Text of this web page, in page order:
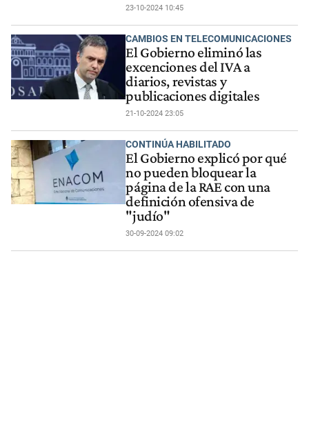
23-10-2024 10:45
CAMBIOS EN TELECOMUNICACIONES
El Gobierno eliminó las
excenciones del IVA a
diarios, revistas y
publicaciones digitales
21-10-2024 23:05
CONTINÚA HABILITADO
El Gobierno explicó por qué
no pueden bloquear la
página de la RAE con una
definición ofensiva de
"judío"
30-09-2024 09:02